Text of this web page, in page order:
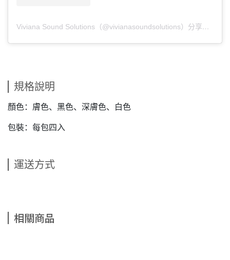
Viviana Sound Solutions（@vivianasoundsolutions）分享的貼文
規格說明
顏色：膚色、黑色、深膚色、白色
包裝：每包四入
運送方式
相關商品